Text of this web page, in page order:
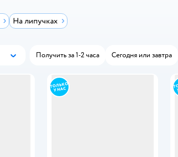
На липучках
Получить за 1-2 часа Сегодня или завтра